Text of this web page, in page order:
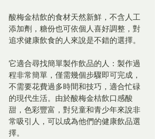
酸梅金桔飲的食材天然新鮮，不含人工
添加劑，糖份也可依個人喜好調整，對
追求健康飲食的人來說是不錯的選擇。
它適合尋找簡單製作飲品的人：製作過
程非常簡單，僅需幾個步驟即可完成，
不需要花費過多時間和技巧，適合忙碌
的現代生活。由於酸梅金桔飲口感酸
甜，色彩豐富，對兒童和青少年來說非
常吸引人，可以成為他們的健康飲品選
擇。